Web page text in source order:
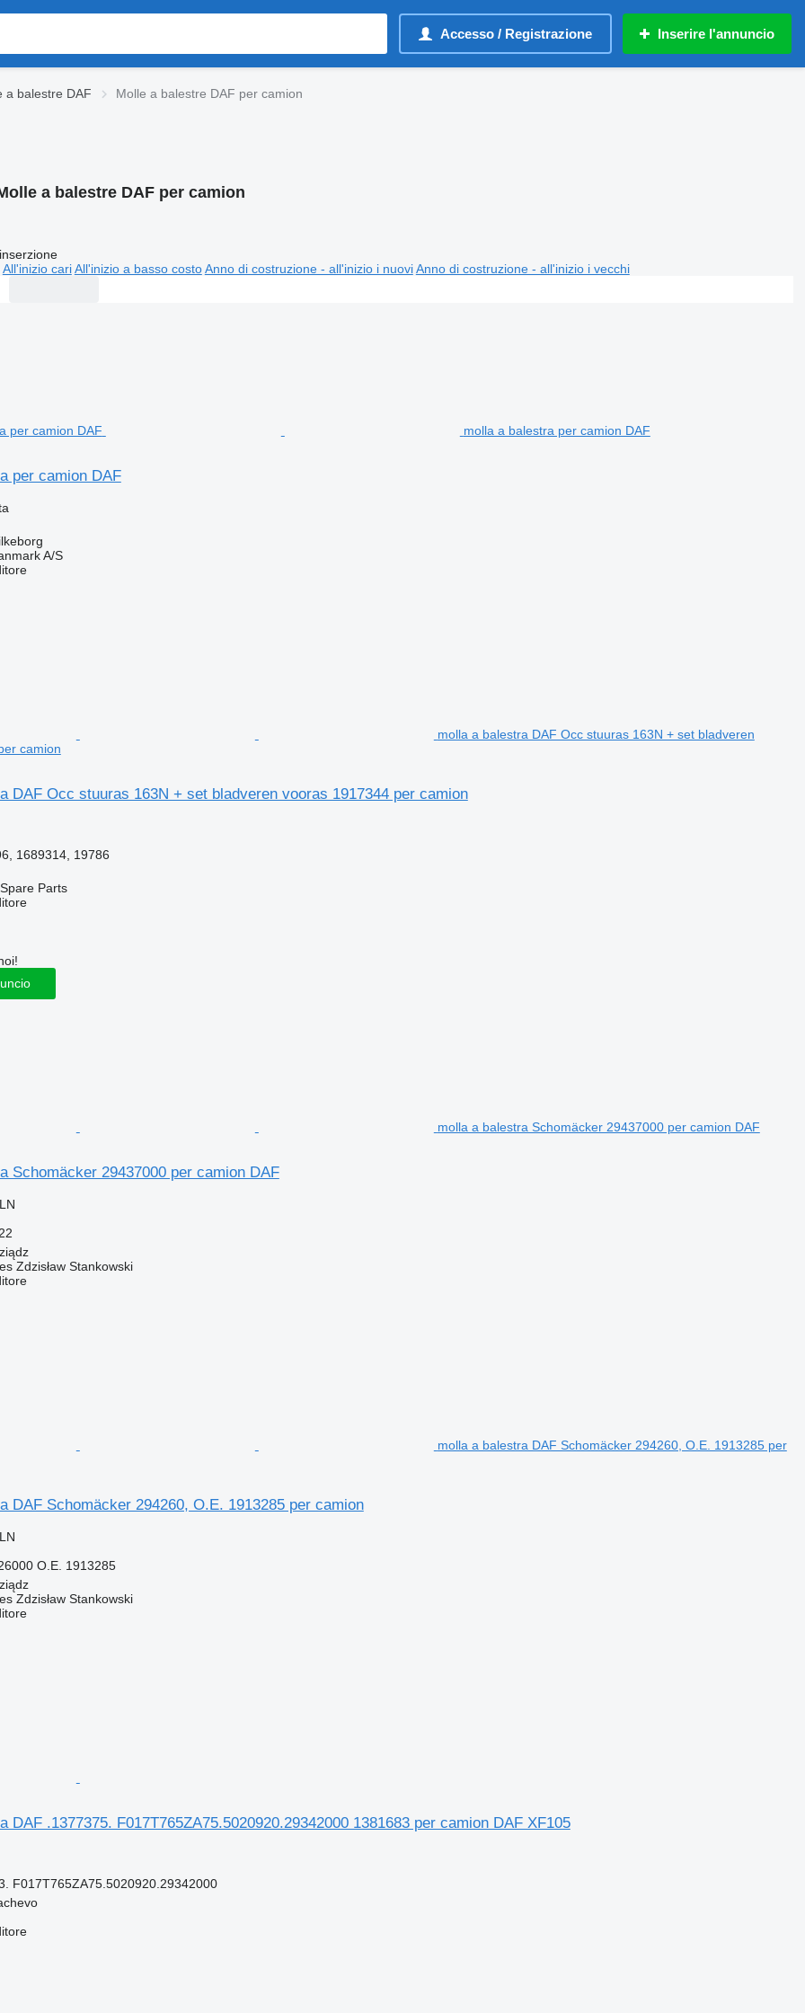
Accesso / Registrazione Inserire l'annuncio
a balestre DAF Molle a balestre DAF per camion
a balestre DAF per camion
All'inizio cari All'inizio a basso costo Anno di costruzione - all'inizio i nuovi Anno di costruzione - all'inizio i vecchi
molla a balestra per camion DAF
per camion DAF
A/S
molla a balestra DAF Occ stuuras 163N + set bladveren
camion
DAF Occ stuuras 163N + set bladveren vooras 1917344 per camion
1689314, 19786
Parts
molla a balestra Schomäcker 29437000 per camion DAF
Schomäcker 29437000 per camion DAF
Zdzisław Stankowski
molla a balestra DAF Schomäcker 294260, O.E. 1913285 per
DAF Schomäcker 294260, O.E. 1913285 per camion
O.E. 1913285
Zdzisław Stankowski
DAF .1377375. F017T765ZA75.5020920.29342000 1381683 per camion DAF XF105
F017T765ZA75.5020920.29342000